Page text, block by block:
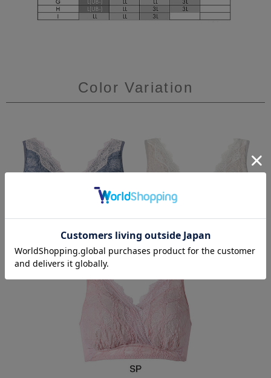
Color Variation